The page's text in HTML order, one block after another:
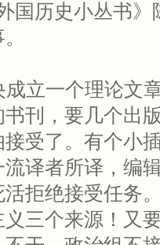
国历史小丛书
立一个理论文
刊，要几个出
受了。有个小
译者所译，编
拒绝接受任务
三个来源！又